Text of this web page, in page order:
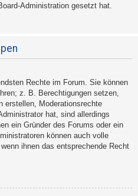
Administration gesetzt hat.
Rechte im Forum. Sie können
z. B. Berechtigungen setzen,
erstellen, Moderationsrechte
hat, sind allerdings
ein Gründer des Forums oder ein
können auch volle
ihnen das entsprechende Recht